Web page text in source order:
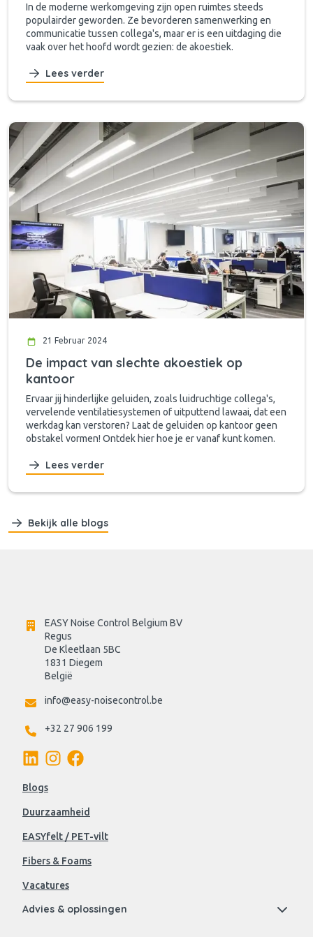
In de moderne werkomgeving zijn open ruimtes steeds
populairder geworden. Ze bevorderen samenwerking en
communicatie tussen collega's, maar er is een uitdaging die
vaak over het hoofd wordt gezien: de akoestiek.
Lees verder
21 Februar 2024
De impact van slechte akoestiek op
kantoor
Ervaar jij hinderlijke geluiden, zoals luidruchtige collega's,
vervelende ventilatiesystemen of uitputtend lawaai, dat een
werkdag kan verstoren? Laat de geluiden op kantoor geen
obstakel vormen! Ontdek hier hoe je er vanaf kunt komen.
Lees verder
Bekijk alle blogs
EASY Noise Control Belgium BV
Regus
De Kleetlaan 5BC
1831 Diegem
België
info@easy-noisecontrol.be
+32 27 906 199
Blogs
Duurzaamheid
EASYfelt / PET-vilt
Fibers & Foams
Vacatures
Advies & oplossingen